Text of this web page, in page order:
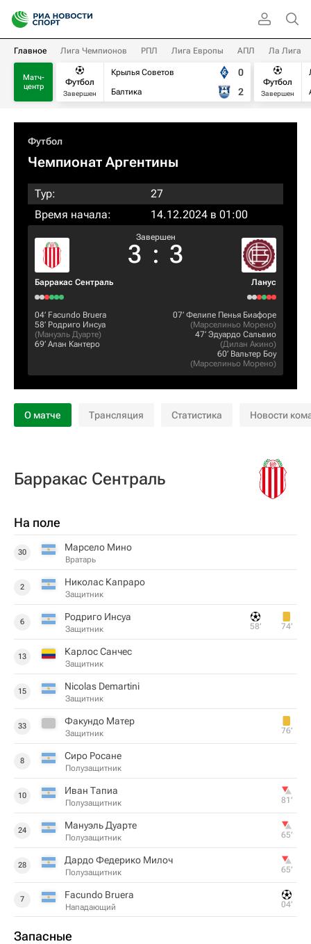
Главное Лига Чемпионов РПЛ Лига Европы АПЛ Ла Лига
Матч-
центр
Футбол
Завершен
Крылья Советов
Балтика
0
2
Футбол
Завершен
Футбол
Чемпионат Аргентины
Тур:
27
Время начала:
14.12.2024 в 01:00
Барракас Сентраль
Завершен
3 : 3
Ланус
04‎’‎ Facundo Bruera
58‎’‎ Родриго Инсуа
(Мануэль Дуарте)
69‎’‎ Алан Кантеро
07‎’‎ Фелипе Пенья Биафоре
(Марселиньо Морено)
47‎’‎ Эдуардо Сальвио
(Дилан Акино)
60‎’‎ Вальтер Боу
(Марселиньо Морено)
О матче Трансляция Статистика Новости
Барракас Сентраль
На поле
30 Марсело Мино
Вратарь
2 Николас Капраро
Защитник
6 Родриго Инсуа
Защитник 58‎’‎ 74‎’‎
13 Карлос Санчес
Защитник
15 Nicolas Demartini
Защитник
33 Факундо Матер
Защитник 76‎’‎
8 Сиро Росане
Полузащитник
10 Иван Тапиа
Полузащитник 81‎’‎
24 Мануэль Дуарте
Полузащитник 65‎’‎
28 Дардо Федерико Милоч
Полузащитник 65‎’‎
7 Facundo Bruera
Нападающий 04‎’‎
Запасные